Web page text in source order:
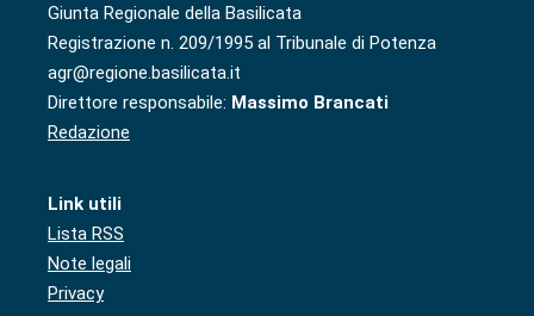
Giunta Regionale della Basilicata
Registrazione n. 209/1995 al Tribunale di Potenza
agr@regione.basilicata.it
Direttore responsabile: Massimo Brancati
Redazione
Link utili
Lista RSS
Note legali
Privacy